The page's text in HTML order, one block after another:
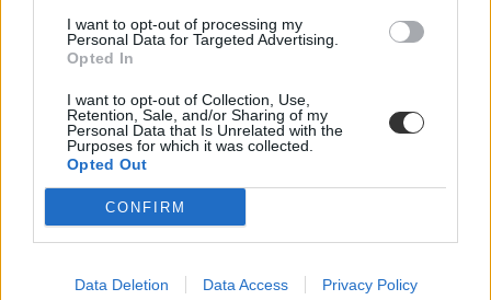
I want to opt-out of processing my
Personal Data for Targeted Advertising.
Opted In
I want to opt-out of Collection, Use,
Retention, Sale, and/or Sharing of my
Personal Data that Is Unrelated with the
Purposes for which it was collected.
Opted Out
CONFIRM
Data Deletion Data Access Privacy Policy
STEM